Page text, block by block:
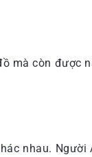
mà còn được
nhau.